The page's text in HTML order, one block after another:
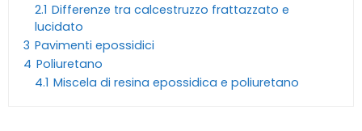
2.1 Differenze tra calcestruzzo frattazzato e
lucidato
3 Pavimenti epossidici
4 Poliuretano
4.1 Miscela di resina epossidica e poliuretano